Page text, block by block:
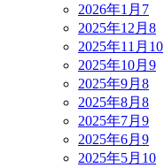
2026年1月 7
2025年12月 8
2025年11月 10
2025年10月 9
2025年9月 8
2025年8月 8
2025年7月 9
2025年6月 9
2025年5月 10